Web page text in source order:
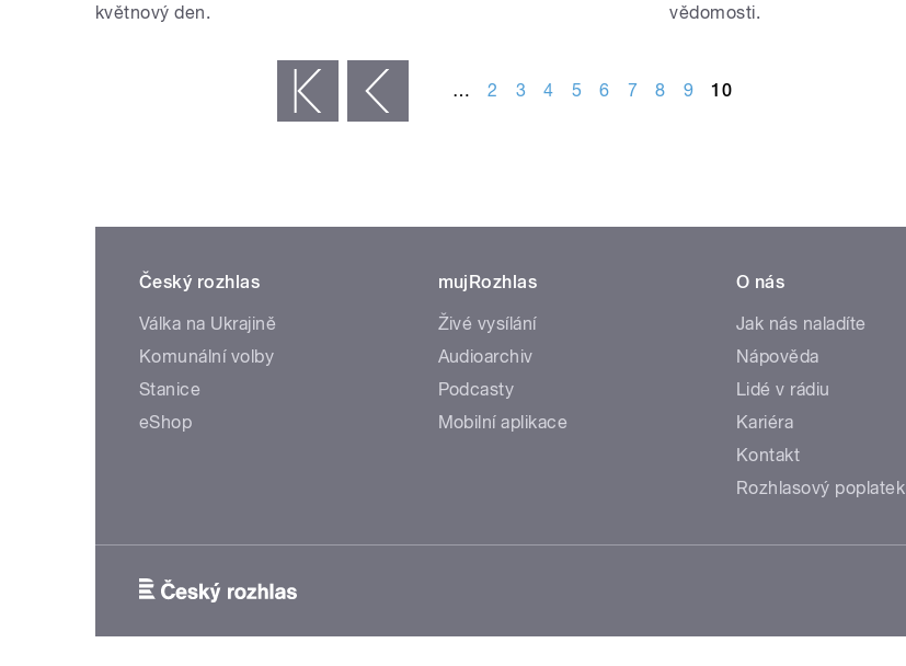
květnový den.
vědomosti.
‹ předchozí … 2 3 4 5 6 7 8 9 10
Český rozhlas
Válka na Ukrajině
Komunální volby
Stanice
eShop
mujRozhlas
Živé vysílání
Audioarchiv
Podcasty
Mobilní aplikace
O nás
Jak nás naladíte
Nápověda
Lidé v rádiu
Kariéra
Kontakt
Rozhlasový poplatek